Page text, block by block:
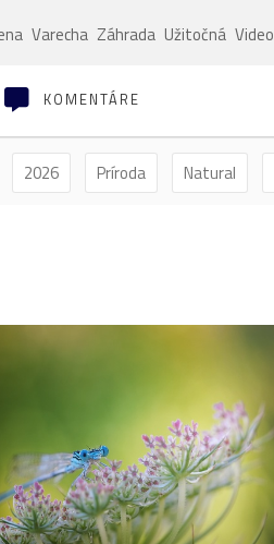
Varecha Záhrada Užitočná Video
KOMENTÁRE
2026 Príroda Natural